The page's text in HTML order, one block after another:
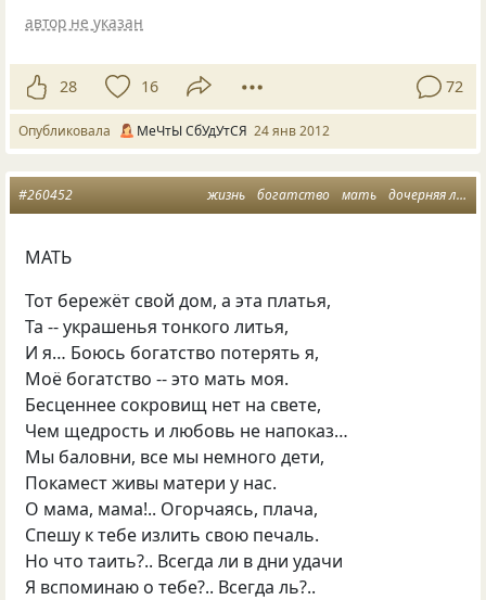
автор не указан
28 16 72
Опубликовала МеЧтЫ СбУдУтСЯ 24 янв 2012
жизнь богатство мать дочерняя любовь
#260452
МАТЬ
Тот бережёт свой дом, а эта платья,
Та -- украшенья тонкого литья,
И я… Боюсь богатство потерять я,
Моё богатство -- это мать моя.
Бесценнее сокровищ нет на свете,
Чем щедрость и любовь не напоказ…
Мы баловни, все мы немного дети,
Покамест живы матери у нас.
О мама, мама!.. Огорчаясь, плача,
Спешу к тебе излить свою печаль.
Но что таить?.. Всегда ли в дни удачи
Я вспоминаю о тебе?.. Всегда ль?..